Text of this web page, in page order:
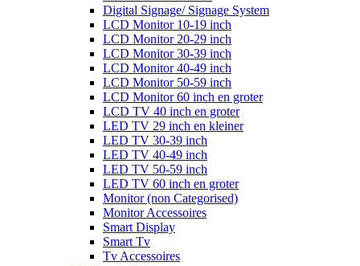
Digital Signage/ Signage System
LCD Monitor 10-19 inch
LCD Monitor 20-29 inch
LCD Monitor 30-39 inch
LCD Monitor 40-49 inch
LCD Monitor 50-59 inch
LCD Monitor 60 inch en groter
LCD TV 40 inch en groter
LED TV 29 inch en kleiner
LED TV 30-39 inch
LED TV 40-49 inch
LED TV 50-59 inch
LED TV 60 inch en groter
Monitor (non Categorised)
Monitor Accessoires
Smart Display
Smart Tv
Tv Accessoires